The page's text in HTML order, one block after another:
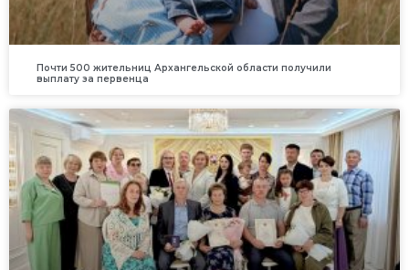
Почти 500 жительниц Архангельской области получили
выплату за первенца